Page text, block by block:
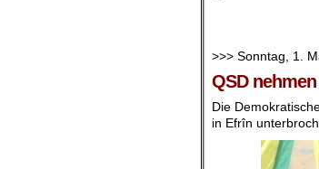
>>> Sonntag, 1.
QSD
Die
in Efrîn